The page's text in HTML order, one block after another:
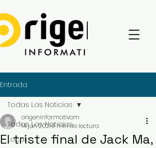
Entrada
Todas Las Noticias
Local
Todas Las Noticias
El triste final de Jack Ma,
origeninformativom
14 jun 20219 min de lectura